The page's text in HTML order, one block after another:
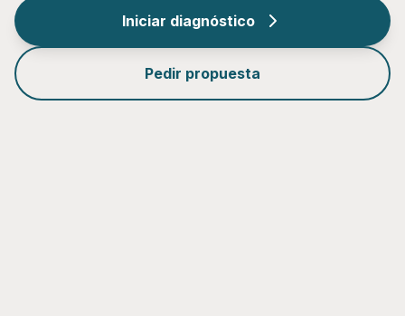
Iniciar diagnóstico
Pedir propuesta